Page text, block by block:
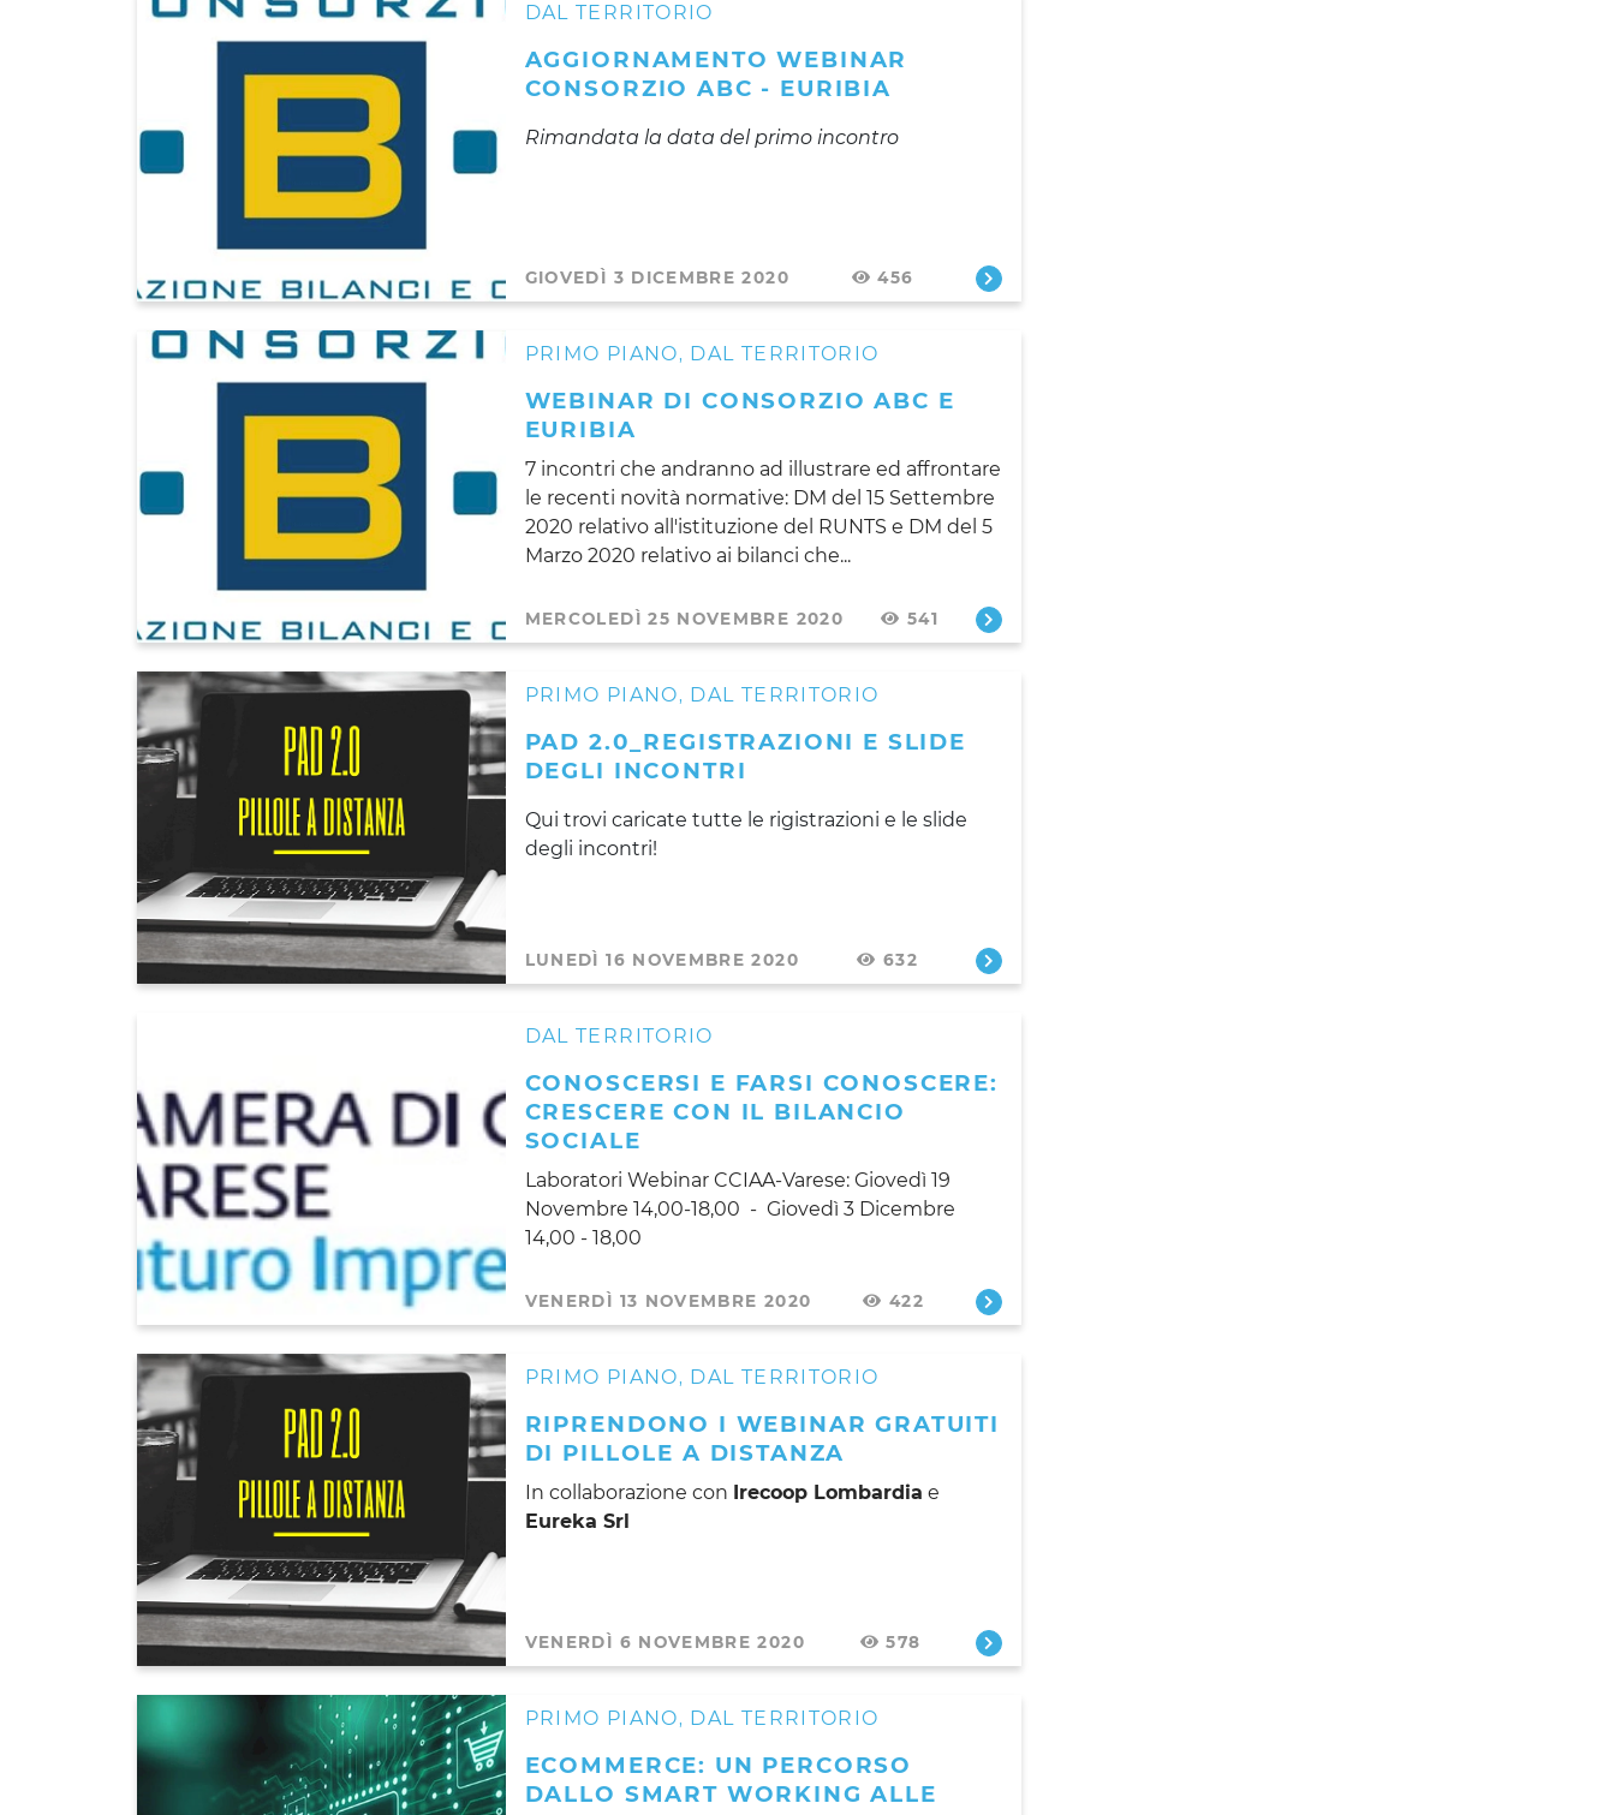
DAL TERRITORIO
AGGIORNAMENTO WEBINAR
CONSORZIO ABC - EURIBIA
Rimandata la data del primo incontro
GIOVEDÌ 3 DICEMBRE 2020 456
PRIMO PIANO, DAL TERRITORIO
WEBINAR DI CONSORZIO ABC E
EURIBIA
7 incontri che andranno ad illustrare ed affrontare
le recenti novità normative: DM del 15 Settembre
2020 relativo all'istituzione del RUNTS e DM del 5
Marzo 2020 relativo ai bilanci che...
MERCOLEDÌ 25 NOVEMBRE 2020 541
PRIMO PIANO, DAL TERRITORIO
PAD 2.0_REGISTRAZIONI E SLIDE
DEGLI INCONTRI
Qui trovi caricate tutte le rigistrazioni e le slide
degli incontri!
LUNEDÌ 16 NOVEMBRE 2020 632
DAL TERRITORIO
CONOSCERSI E FARSI CONOSCERE:
CRESCERE CON IL BILANCIO
SOCIALE
Laboratori Webinar CCIAA-Varese: Giovedì 19
Novembre 14,00-18,00 - Giovedì 3 Dicembre
14,00 - 18,00
VENERDÌ 13 NOVEMBRE 2020 422
PRIMO PIANO, DAL TERRITORIO
RIPRENDONO I WEBINAR GRATUITI
DI PILLOLE A DISTANZA
In collaborazione con Irecoop Lombardia e
Eureka Srl
VENERDÌ 6 NOVEMBRE 2020 578
PRIMO PIANO, DAL TERRITORIO
ECOMMERCE: UN PERCORSO
DALLO SMART WORKING ALLE